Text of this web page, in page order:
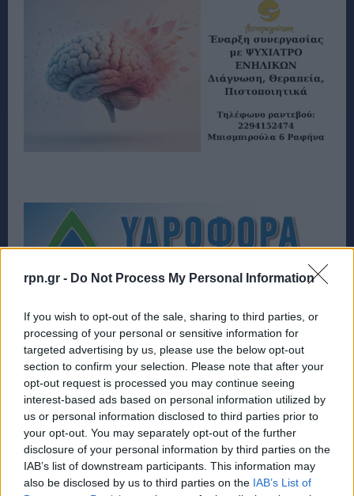
rpn.gr - Do Not Process My Personal Information
If you wish to opt-out of the sale, sharing to third parties, or
processing of your personal or sensitive information for
targeted advertising by us, please use the below opt-out
section to confirm your selection. Please note that after your
opt-out request is processed you may continue seeing
interest-based ads based on personal information utilized by
us or personal information disclosed to third parties prior to
your opt-out. You may separately opt-out of the further
disclosure of your personal information by third parties on the
IAB’s list of downstream participants. This information may
also be disclosed by us to third parties on the IAB’s List of